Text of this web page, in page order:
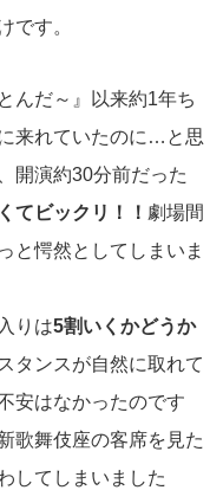
です。
んだ～』以来約1年ち
来れていたのに…と思
開演約30分前だった
てビックリ！！ 劇場間
と愕然としてしまいま
りは5割いくかどうか
タンスが自然に取れて
安はなかったのです
歌舞伎座の客席を見た
してしまいました